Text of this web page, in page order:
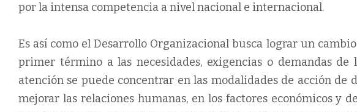
por la intensa competencia a nivel nacional e internacional.
Es así como el Desarrollo Organizacional busca lograr un
primer término a las necesidades, exigencias o demandas
atención se puede concentrar en las modalidades de acción
mejorar las relaciones humanas, en los factores económicos y